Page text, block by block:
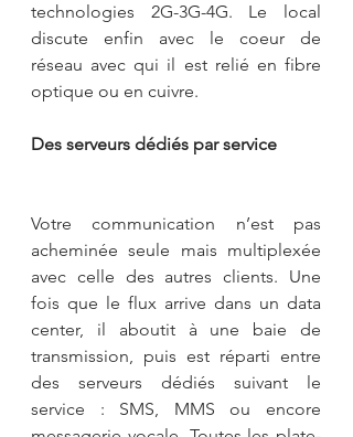
technologies 2G-3G-4G. Le local
discute enfin avec le coeur de
réseau avec qui il est relié en fibre
optique ou en cuivre.
Des serveurs dédiés par service
Votre communication n’est pas
acheminée seule mais multiplexée
avec celle des autres clients. Une
fois que le flux arrive dans un data
center, il aboutit à une baie de
transmission, puis est réparti entre
des serveurs dédiés suivant le
service : SMS, MMS ou encore